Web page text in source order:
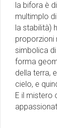
la bifora è
multimplo
la stabilità)
simbolica
forma
della terra,
cielo, e
E il mistero